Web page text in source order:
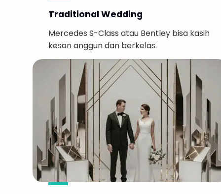
Traditional Wedding
Mercedes S-Class atau Bentley bisa kasih
kesan anggun dan berkelas.